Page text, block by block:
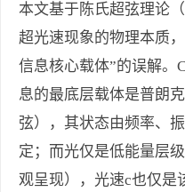
本文基于陈氏超弦理论
超光速现象的物理本质
信息核心载体”的误解。
息的最底层载体是普朗
弦），其状态由频率、
定；而光仅是低能量层
观呈现），光速c也仅是